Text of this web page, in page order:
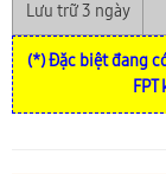
Lưu trữ 3 ngày
(*) Đặc biệt đang